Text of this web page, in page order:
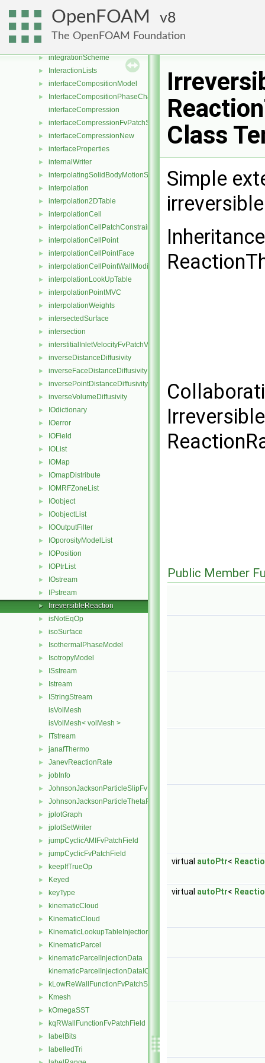
OpenFOAM 8
The OpenFOAM Foundation
► innerProduct< Vector< Cmpt >, SphericalTensor< Cmpt > >
► innerProduct< Vector< Cmpt >, SymmTensor< Cmpt > >
►
► integrationScheme
► InteractionLists
► interfaceCompositionModel
►
InterfaceCompositionPhaseChangePhaseSystem
interfaceCompression
► interfaceCompressionFvPatchScalarField
► interfaceCompressionNew
► interfaceProperties
► internalWriter
► interpolatingSolidBodyMotionSolver
► interpolation
► interpolation2DTable
► interpolationCell
► interpolationCellPatchConstrained
► interpolationCellPoint
► interpolationCellPointFace
► interpolationCellPointWallModified
► interpolationLookUpTable
► interpolationPointMVC
► interpolationWeights
► intersectedSurface
► intersection
► interstitialInletVelocityFvPatchVectorField
► inverseDistanceDiffusivity
► inverseFaceDistanceDiffusivity
► inversePointDistanceDiffusivity
► inverseVolumeDiffusivity
► IOdictionary
► IOerror
► IOField
► IOList
► IOMap
► IOmapDistribute
► IOMRFZoneList
► IOobject
► IOobjectList
► IOOutputFilter
► IOporosityModelList
► IOPosition
► IOPtrList
► IOstream
► IPstream
► IrreversibleReaction
► isNotEqOp
► isoSurface
► IsothermalPhaseModel
► IsotropyModel
► ISstream
► Istream
►
IStringStream
isVolMesh
isVolMesh< volMesh >
► ITstream
► janafThermo
► JanevReactionRate
► jobInfo
► JohnsonJacksonParticleSlipFvPatchVectorField
► JohnsonJacksonParticleThetaFvPatchScalarField
► jplotGraph
► jplotSetWriter
► jumpCyclicAMIFvPatchField
► jumpCyclicFvPatchField
► keepIfTrueOp
► Keyed
► keyType
► kinematicCloud
► KinematicCloud
► KinematicLookupTableInjection
► KinematicParcel
►
kinematicParcelInjectionData
kinematicParcelInjectionDataIOList
► kLowReWallFunctionFvPatchScalarField
► Kmesh
► kOmegaSST
► kqRWallFunctionFvPatchField
► labelBits
► labelledTri
Class
Simple
Public Member
virtual autoPtr<
virtual autoPtr<